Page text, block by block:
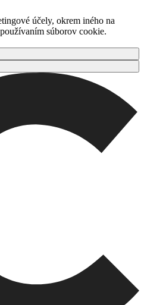
účely, okrem iného na
súborov cookie.